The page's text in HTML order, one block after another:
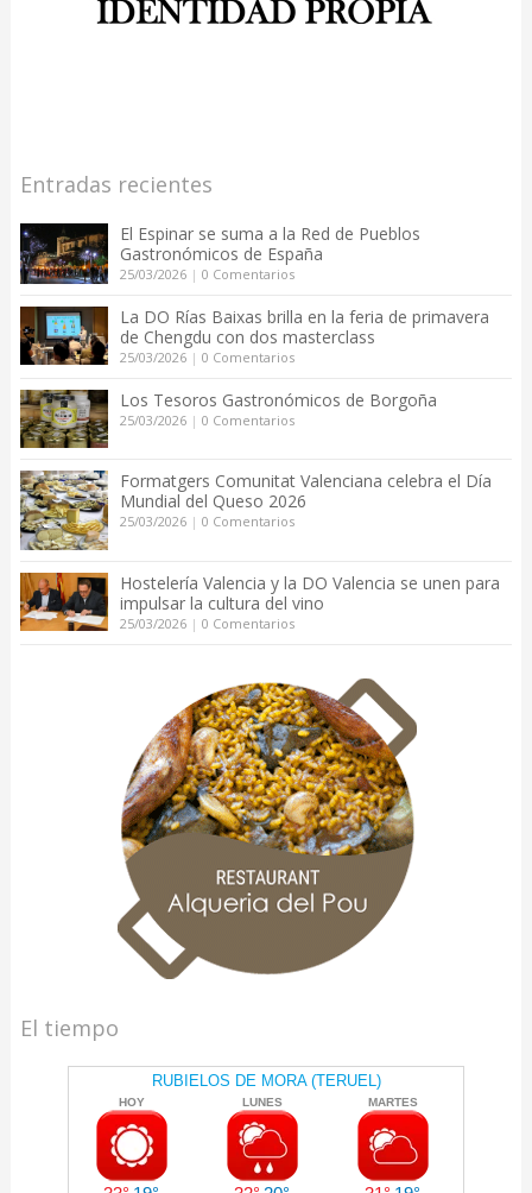
Entradas recientes
El Espinar se suma a la Red de Pueblos
Gastronómicos de España
25/03/2026| 0 Comentarios
La DO Rías Baixas brilla en la feria de primavera
de Chengdu con dos masterclass
25/03/2026| 0 Comentarios
Los Tesoros Gastronómicos de Borgoña
25/03/2026| 0 Comentarios
Formatgers Comunitat Valenciana celebra el Día
Mundial del Queso 2026
25/03/2026| 0 Comentarios
Hostelería Valencia y la DO Valencia se unen para
impulsar la cultura del vino
25/03/2026| 0 Comentarios
El tiempo